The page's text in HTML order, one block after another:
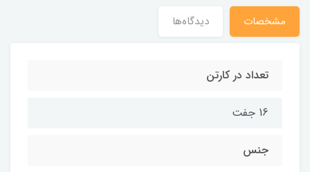
مشخصات دیدگاه‌ها
تعداد در کارتن
16 جفت
جنس